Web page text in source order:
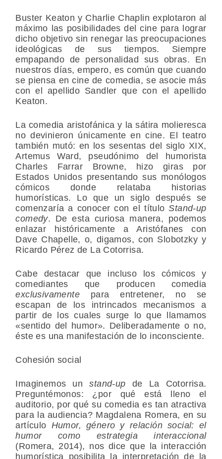
Buster Keaton y Charlie Chaplin explotaron al
máximo las posibilidades del cine para lograr
dicho objetivo sin renegar las preocupaciones
ideológicas de sus tiempos. Siempre
empapando de personalidad sus obras. En
nuestros días, empero, es común que cuando
se piensa en cine de comedia, se asocie más
con el apellido Sandler que con el apellido
Keaton.
La comedia aristofánica y la sátira molieresca
no devinieron únicamente en cine. El teatro
también mutó: en los sesentas del siglo XIX,
Artemus Ward, pseudónimo del humorista
Charles Farrar Browne, hizo giras por
Estados Unidos presentando sus monólogos
cómicos donde relataba historias
humorísticas. Lo que un siglo después se
comenzaría a conocer con el títuloStand-up
comedy. De esta curiosa manera, podemos
enlazar históricamente a Aristófanes con
Dave Chapelle, o, digamos, con Slobotzky y
Ricardo Pérez de La Cotorrisa.
Cabe destacar que incluso los cómicos y
comediantes que producen comedia
exclusivamente para entretener, no se
escapan de los intrincados mecanismos a
partir de los cuales surge lo que llamamos
«sentido del humor». Deliberadamente o no,
éste es una manifestación de lo inconsciente.
Cohesión social
Imaginemos unstand-up de La Cotorrisa.
Preguntémonos: ¿por qué está lleno el
auditorio, por qué su comedia es tan atractiva
para la audiencia? Magdalena Romera, en su
artículo Humor, género y relación social: el
humor como estrategia interaccional
(Romera, 2014), nos dice que la interacción
humorística posibilita la interpretación de la